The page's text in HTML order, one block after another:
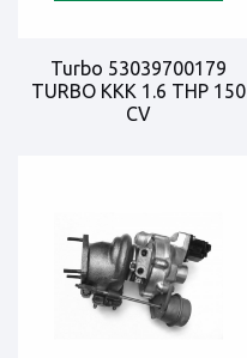
Turbo 53039700179
TURBO KKK 1.6 THP 150
CV